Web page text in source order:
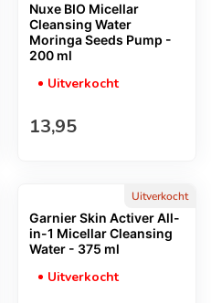
Nuxe BIO Micellar
Cleansing Water
Moringa Seeds Pump -
200 ml
Uitverkocht
Normale prijs
13,95
Uitverkocht
Garnier Skin Activer All-
in-1 Micellar Cleansing
Water - 375 ml
Uitverkocht